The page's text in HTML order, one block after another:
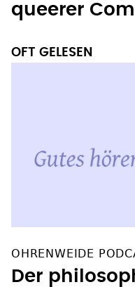
queerer
OFT GELESEN
OHRENWEIDE
Der